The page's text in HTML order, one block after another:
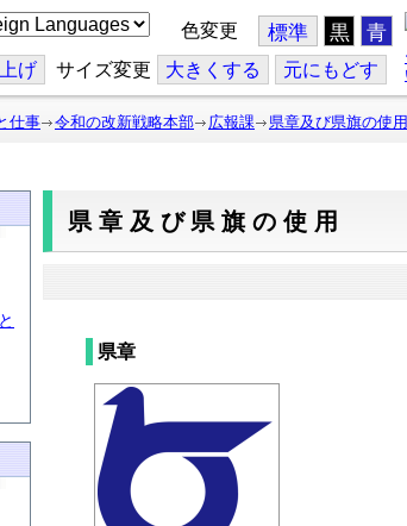
色変更 標準 黒 青
げ サイズ変更 大きくする 元にもどす
仕事 令和の改新戦略本部 広報課 県章及び県旗の使用
県章及び県旗の使用
県章